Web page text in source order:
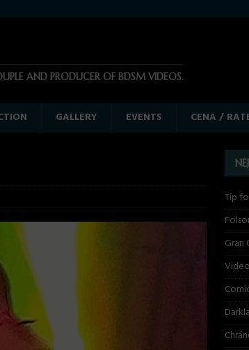
AND PRODUCER OF BDSM VIDEOS.
GALLERY EVENTS CENA /
Tip
Gran